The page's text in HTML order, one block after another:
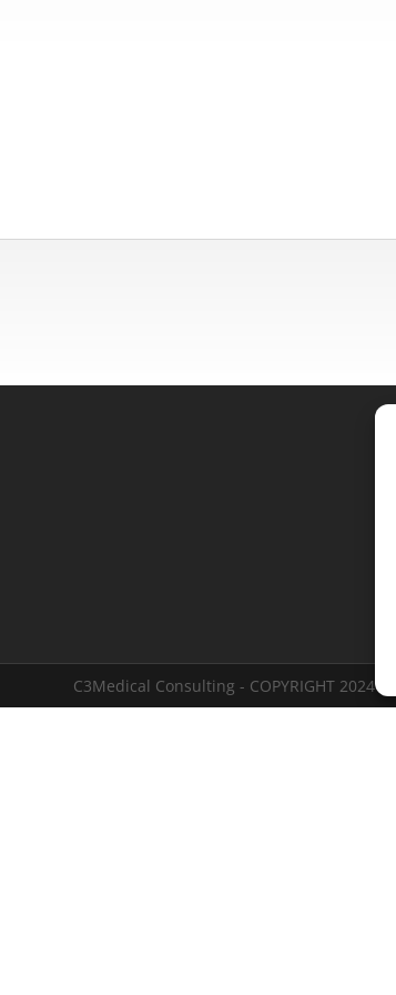
C3Medical Consulting - COPYRIGHT 2024